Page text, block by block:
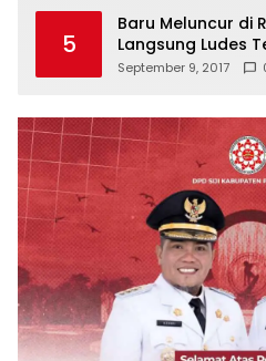
5
Baru Meluncur di
Langsung Ludes
September 9, 2017